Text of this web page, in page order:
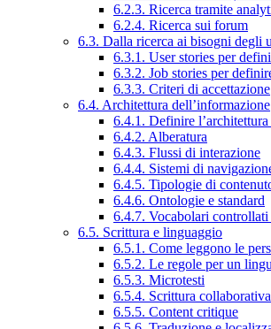
6.2.3. Ricerca tramite
6.2.4. Ricerca sui forum
6.3. Dalla ricerca ai bisogni degli
6.3.1. User stories per
6.3.2. Job stories per
6.3.3. Criteri di accettazione
6.4. Architettura dell’informazione
6.4.1. Definire
6.4.2. Alberatura
6.4.3. Flussi di interazione
6.4.4. Sistemi di
6.4.5. Tipologie di
6.4.6. Ontologie e standard
6.4.7. Vocabolari controllati
6.5. Scrittura e linguaggio
6.5.1. Come leggono le
6.5.2. Le regole per un
6.5.3. Microtesti
6.5.4. Scrittura collaborativa
6.5.5. Content critique